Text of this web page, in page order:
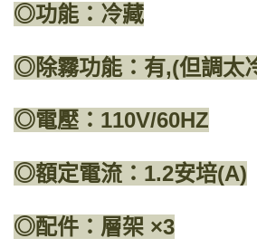
◎功能：冷藏
◎除霧功能：有,(但調太
◎電壓：110V/60HZ
◎額定電流：1.2安培(A)
◎配件：層架 ×3